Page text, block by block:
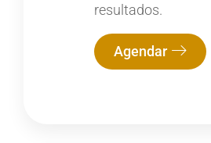
resultados.
Agendar